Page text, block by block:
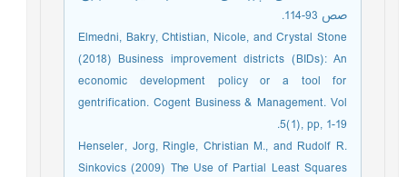
صص 93-114.
Elmedni, Bakry, Chtistian, Nicole, and Crystal Stone
(2018) Business improvement districts (BIDs): An
economic development policy or a tool for
gentrification. Cogent Business & Management. Vol
5(1), pp, 1-19.
Henseler, Jorg, Ringle, Christian M., and Rudolf R.
Sinkovics (2009) The Use of Partial Least Squares